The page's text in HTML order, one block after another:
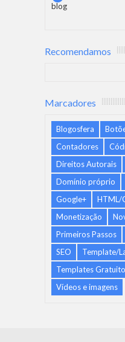
blog
Recomendamos
Marcadores
Blogosfera
Contadores
Direitos Autorais
Domínio próprio
Google+
HTML/
Monetização
Primeiros Passos
SEO
Template/
Templates
Vídeos e imagens